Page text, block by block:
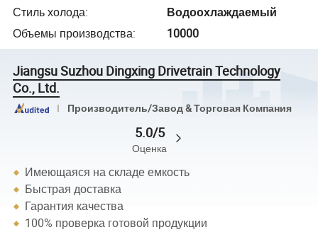
Стиль холода:
Водоохлаждаемый
Объемы производства: 10000
Jiangsu Suzhou Dingxing Drivetrain Technology
Co., Ltd.
Производитель/Завод & Торговая Компания
5.0/5
Оценка
Имеющаяся на складе емкость
Быстрая доставка
Гарантия качества
100% проверка готовой продукции